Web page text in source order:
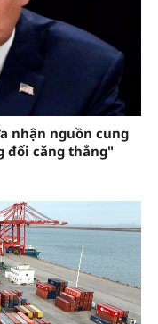
nhận nguồn cung
đối căng thẳng"